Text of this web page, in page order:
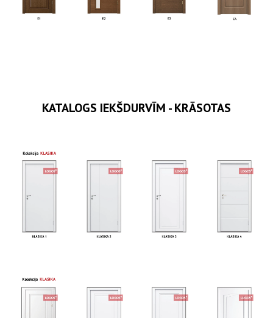
KATALOGS IEKŠDURVĪM - KRĀSOTAS